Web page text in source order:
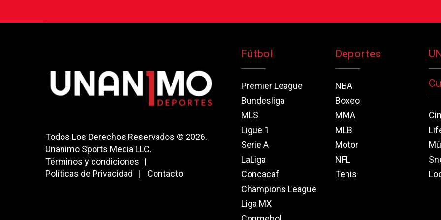
Todos Los Derechos Reservados © 2026.
Unanimo Sports Media LLC.
Términos y condiciones
Políticas de Privacidad
Contacto
Fútbol
Premier League
Bundesliga
MLS
Ligue 1
Serie A
LaLiga
Concacaf
Champions League
Liga MX
Deportes
NBA
Boxeo
MMA
MLB
Motor
NFL
Tenis